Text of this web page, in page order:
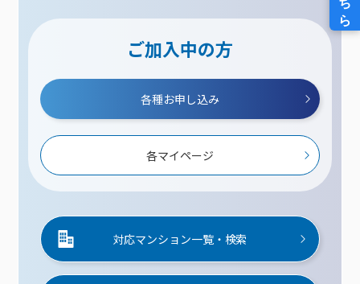
ご加入中の方
各種お申し込み
各マイページ
対応マンション一覧・検索